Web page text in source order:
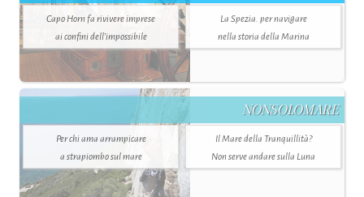
Capo Horn fa rivivere imprese
ai confini dell’impossibile
La Spezia. per navigare
nella storia della Marina
NONSOLOMARE
Per chi ama arrampicare
a strapiombo sul mare
Il Mare della Tranquillità?
Non serve andare sulla Luna